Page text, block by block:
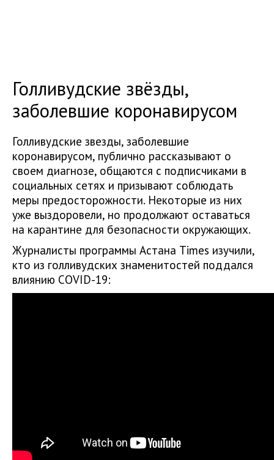
Голливудские звёзды,
заболевшие коронавирусом
Голливудские звезды, заболевшие
коронавирусом, публично рассказывают о
своем диагнозе, общаются с подписчиками в
социальных сетях и призывают соблюдать
меры предосторожности. Некоторые из них
уже выздоровели, но продолжают оставаться
на карантине для безопасности окружающих.
Журналисты программы Астана Times изучили,
кто из голливудских знаменитостей поддался
влиянию COVID-19: